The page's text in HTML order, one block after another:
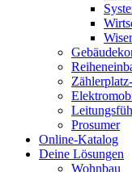
Prosumer
Online-Katalog
Deine Lösungen
Wohnbau